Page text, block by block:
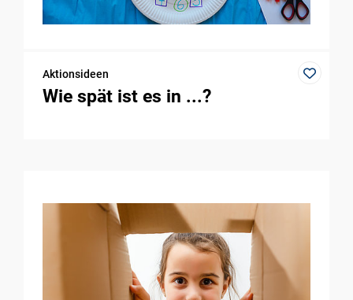
Aktionsideen
Wie spät ist es in ...?